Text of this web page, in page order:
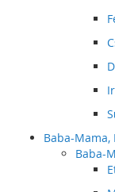
Baba-Mama,
Baba-